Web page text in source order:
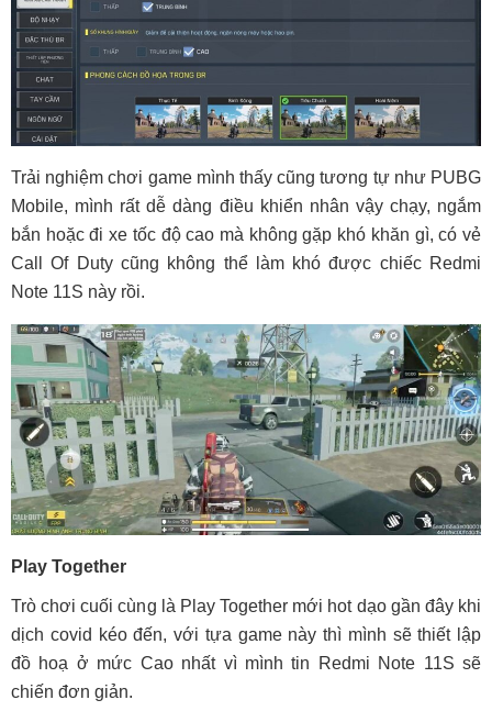
Trải nghiệm chơi game mình thấy cũng tương tự như PUBG
Mobile, mình rất dễ dàng điều khiển nhân vậy chạy, ngắm
bắn hoặc đi xe tốc độ cao mà không gặp khó khăn gì, có vẻ
Call Of Duty cũng không thể làm khó được chiếc Redmi
Note 11S này rồi.
Play Together
Trò chơi cuối cùng là Play Together mới hot dạo gần đây khi
dịch covid kéo đến, với tựa game này thì mình sẽ thiết lập
đồ hoạ ở mức Cao nhất vì mình tin Redmi Note 11S sẽ
chiến đơn giản.